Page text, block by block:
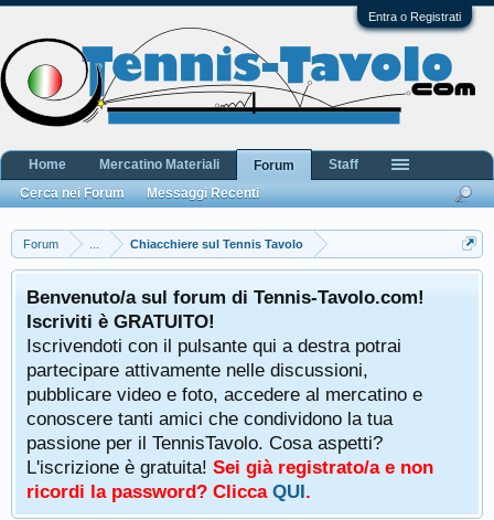
Entra o Registrati
Forum Chiacchiere sul Tennis Tavolo
Benvenuto/a sul forum di Tennis-Tavolo.com!
Iscriviti è GRATUITO!
Iscrivendoti con il pulsante qui a destra potrai
partecipare attivamente nelle discussioni,
pubblicare video e foto, accedere al mercatino e
conoscere tanti amici che condividono la tua
passione per il TennisTavolo. Cosa aspetti?
L'iscrizione è gratuita! Sei già registrato/a e non
ricordi la password? Clicca QUI.
Home Mercatino Materiali
Forum
Cerca nei Forum
Messaggi Recenti
Staff